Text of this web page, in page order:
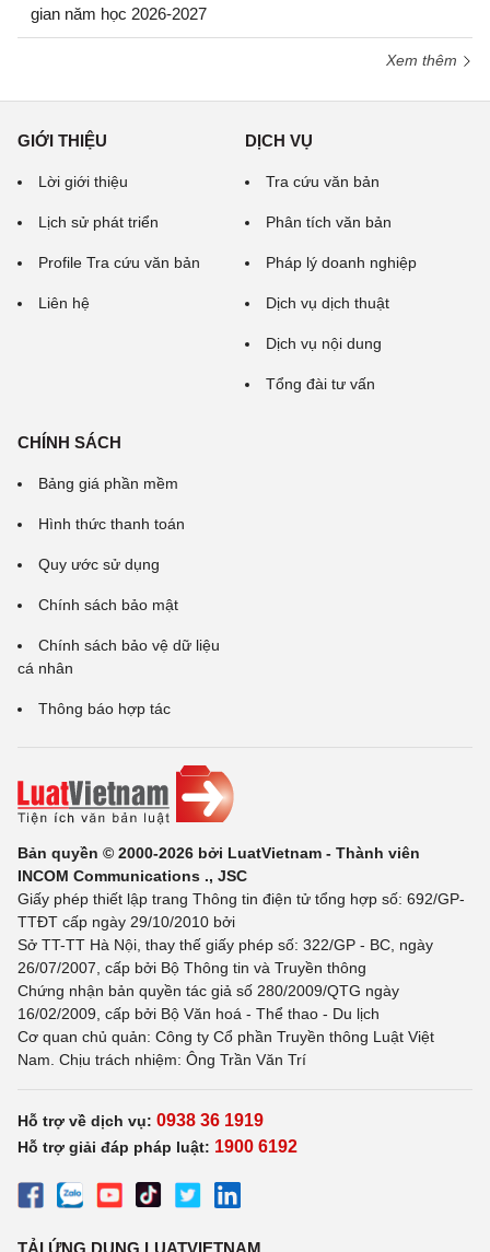
gian năm học 2026-2027
Xem thêm
GIỚI THIỆU
Lời giới thiệu
Lịch sử phát triển
Profile Tra cứu văn bản
Liên hệ
DỊCH VỤ
Tra cứu văn bản
Phân tích văn bản
Pháp lý doanh nghiệp
Dịch vụ dịch thuật
Dịch vụ nội dung
Tổng đài tư vấn
CHÍNH SÁCH
Bảng giá phần mềm
Hình thức thanh toán
Quy ước sử dụng
Chính sách bảo mật
Chính sách bảo vệ dữ liệu
cá nhân
Thông báo hợp tác
Bản quyền © 2000-2026 bởi LuatVietnam - Thành viên
INCOM Communications ., JSC
Giấy phép thiết lập trang Thông tin điện tử tổng hợp số: 692/GP-
TTĐT cấp ngày 29/10/2010 bởi
Sở TT-TT Hà Nội, thay thế giấy phép số: 322/GP - BC, ngày
26/07/2007, cấp bởi Bộ Thông tin và Truyền thông
Chứng nhận bản quyền tác giả số 280/2009/QTG ngày
16/02/2009, cấp bởi Bộ Văn hoá - Thể thao - Du lịch
Cơ quan chủ quản: Công ty Cổ phần Truyền thông Luật Việt
Nam. Chịu trách nhiệm: Ông Trần Văn Trí
Hỗ trợ về dịch vụ: 0938 36 1919
Hỗ trợ giải đáp pháp luật: 1900 6192
TẢI ỨNG DỤNG LUATVIETNAM